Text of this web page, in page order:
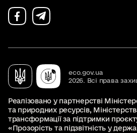
eco.gov.ua
2026. Всі права
Реалізовано у партнерстві
та природних ресурсів,
трансформації за підтримки
«Прозорість та підзвітність у